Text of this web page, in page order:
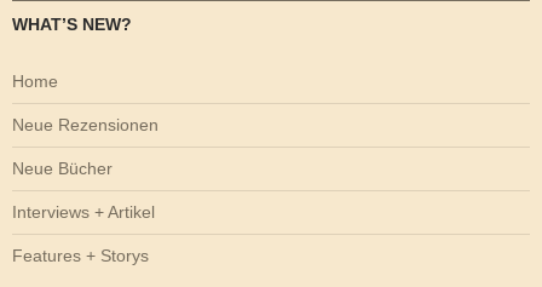
WHAT’S NEW?
Home
Neue Rezensionen
Neue Bücher
Interviews + Artikel
Features + Storys